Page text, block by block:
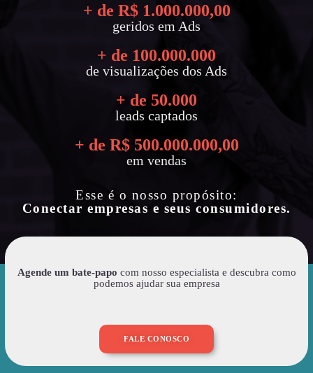
+ de R$ 1.000.000,00
geridos em Ads
+ de 100.000.000
de visualizações dos Ads
+ de 50.000
leads captados
+ de R$ 500.000.000,00
em vendas
Esse é o nosso propósito:
Conectar empresas e seus consumidores.
Agende um bate-papo com nosso especialista e descubra como
podemos ajudar sua empresa
FALE CONOSCO